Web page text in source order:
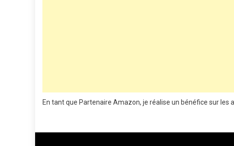
En tant que Partenaire Amazon, je réalise un bénéfice sur les